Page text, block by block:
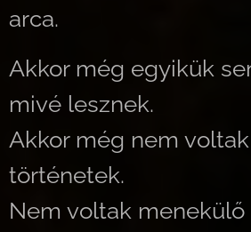
arca.
Akkor még egyikük
mivé lesznek.
Akkor még nem
történetek.
Nem voltak menekülő